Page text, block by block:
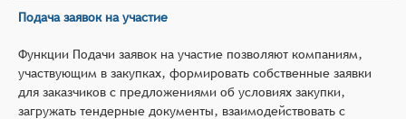
Подача заявок на участие
Функции Подачи заявок на участие позволяют компаниям,
участвующим в закупках, формировать собственные заявки
для заказчиков с предложениями об условиях закупки,
загружать тендерные документы, взаимодействовать с